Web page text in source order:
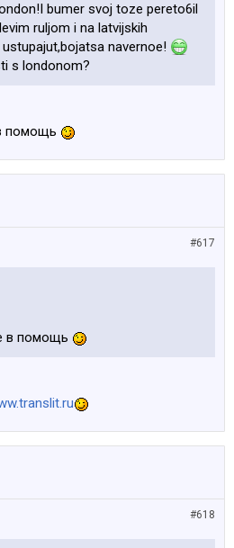
bumer svoj toze pereto6il
ruljom i na latvijskih
navernoe!
s londonom?
помощь
#617
в помощь
#618